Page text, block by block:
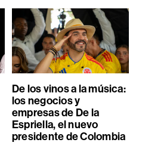
De los vinos a la música:
los negocios y
empresas de De la
Espriella, el nuevo
presidente de Colombia